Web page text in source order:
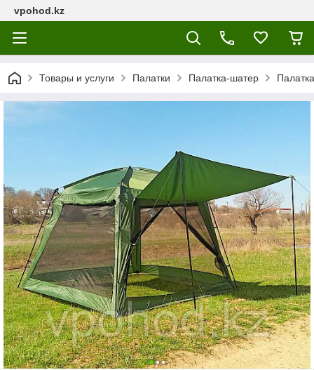
vpohod.kz
Товары и услуги Палатки Палатка-шатер